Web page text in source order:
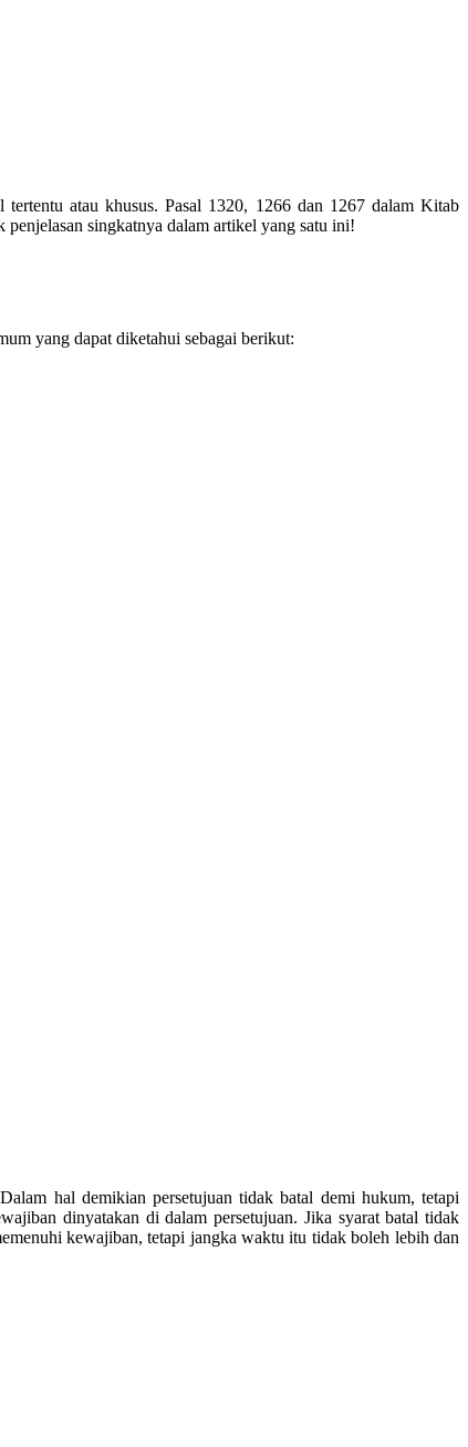
tertentu atau khusus.Pasal 1320, 1266 dan 1267 dalam Kitab
penjelasan singkatnya dalam artikel yang satu ini!
yang dapat diketahui sebagai berikut:
hal demikian persetujuan tidak batal demi hukum, tetapi
dinyatakan di dalam persetujuan. Jika syarat batal tidak
kewajiban, tetapi jangka waktu itu tidak boleh lebih dan